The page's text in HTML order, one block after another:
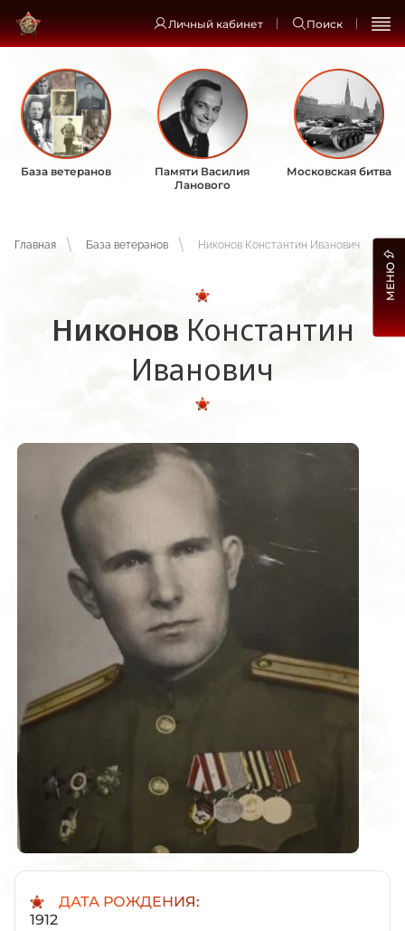
Личный кабинет Поиск
База ветеранов
Памяти Василия
Ланового
Московская битва
Главная База ветеранов Никонов Константин Иванович
Никонов Константин
Иванович
ДАТА РОЖДЕНИЯ:
1912
МЕНЮ